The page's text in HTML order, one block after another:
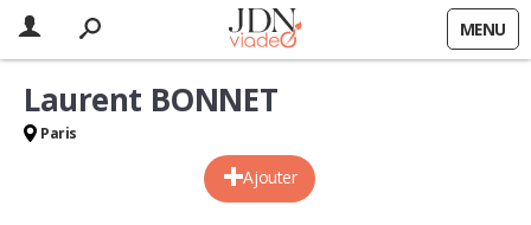
MENU
Ajouter
Laurent BONNET
Paris